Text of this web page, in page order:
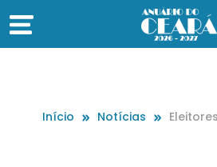
Início Notícias